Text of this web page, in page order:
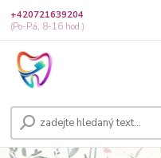
+420721639204
(Po-Pá, 8-16 hod.)